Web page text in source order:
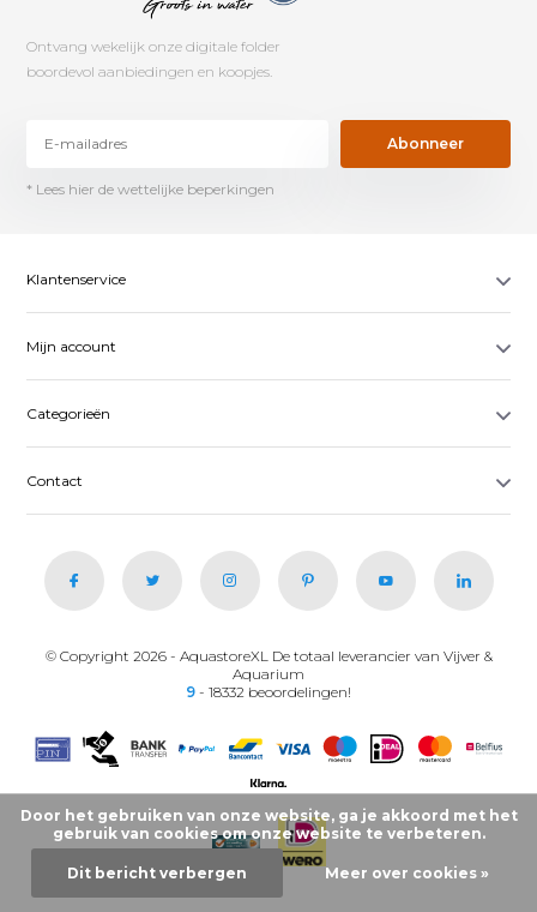
Ontvang wekelijk onze digitale folder
boordevol aanbiedingen en koopjes.
Abonneer
* Lees hier de wettelijke beperkingen
Klantenservice
Mijn account
Categorieën
Contact
© Copyright 2026 - AquastoreXL De totaal leverancier van Vijver &
Aquarium
9 - 18332 beoordelingen!
Door het gebruiken van onze website, ga je akkoord met het
gebruik van cookies om onze website te verbeteren.
Dit bericht verbergen Meer over cookies »